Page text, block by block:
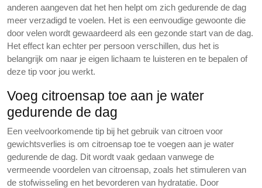
anderen aangeven dat het hen helpt om zich gedurende de dag
meer verzadigd te voelen. Het is een eenvoudige gewoonte die
door velen wordt gewaardeerd als een gezonde start van de dag.
Het effect kan echter per persoon verschillen, dus het is
belangrijk om naar je eigen lichaam te luisteren en te bepalen of
deze tip voor jou werkt.
Voeg citroensap toe aan je water
gedurende de dag
Een veelvoorkomende tip bij het gebruik van citroen voor
gewichtsverlies is om citroensap toe te voegen aan je water
gedurende de dag. Dit wordt vaak gedaan vanwege de
vermeende voordelen van citroensap, zoals het stimuleren van
de stofwisseling en het bevorderen van hydratatie. Door